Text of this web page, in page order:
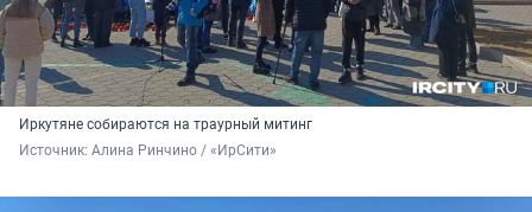
Иркутяне собираются на траурный митинг
Источник: Алина Ринчино / «ИрСити»